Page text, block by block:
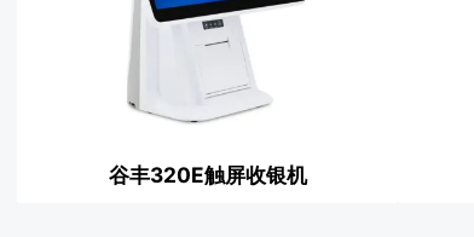
谷丰320E触屏收银机